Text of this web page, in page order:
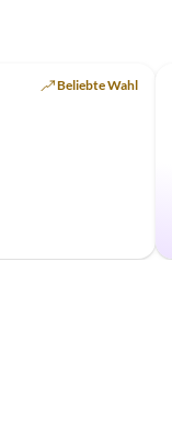
Beliebte Wahl